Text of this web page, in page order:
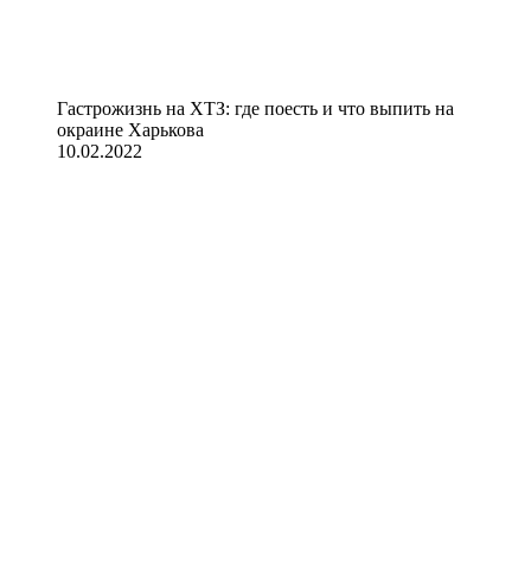
Гастрожизнь на ХТЗ: где поесть и что выпить на
окраине Харькова
10.02.2022